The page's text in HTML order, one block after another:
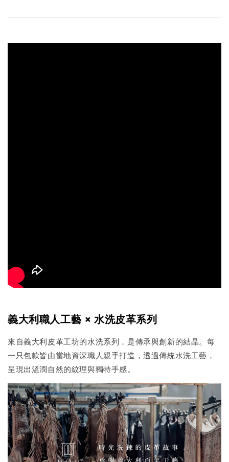
義大利職人工藝 × 水洗皮革系列
來自義大利皮革工坊的水洗系列，是傳承與創新的結晶。每
一只包款皆由當地資深職人親手打造，透過傳統水洗工藝，
呈現出溫潤自然的紋理與獨特手感。